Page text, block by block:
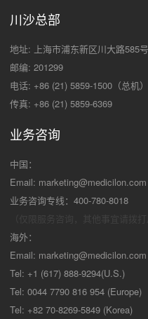
川沙总部
地址: 上海市浦东新区川大路585号
邮编: 201299
电话: +86 (21) 5859-1500（总机）
传真: +86 (21) 5859-6369
业务咨询
中国：
Email: marketing@medicilon.com
业务咨询专线：400-780-8018
海外：
Email: marketing@medicilon.com
Tel: +1 (617) 888-9294(U.S.)
Tel: 0044 7790 816 954 (Europe)
Tel: +82 70-8269-5849 (Korea)